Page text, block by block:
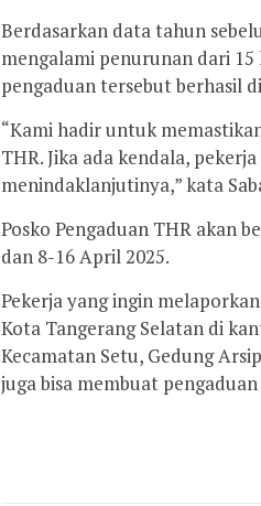
Berdasarkan data tahun
mengalami penurunan dari 15
pengaduan tersebut berhasil
“Kami hadir untuk
THR. Jika ada kendala,
menindaklanjutinya,” kata
Posko Pengaduan THR akan
dan 8-16 April 2025.
Pekerja yang ingin
Kota Tangerang Selatan di
Kecamatan Setu, Gedung
juga bisa membuat